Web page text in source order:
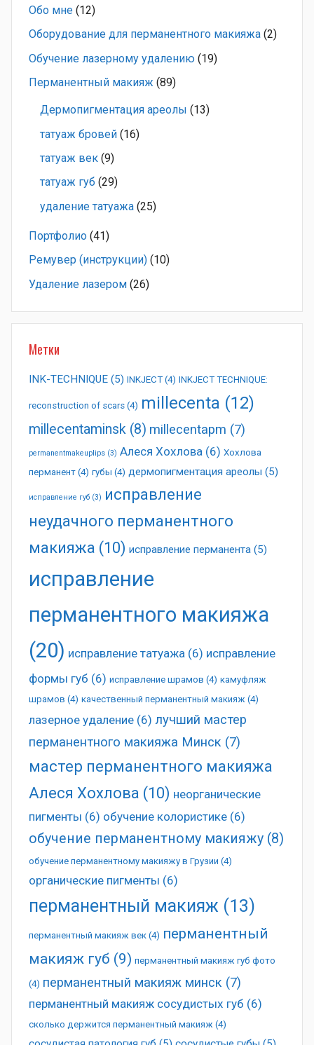
Обо мне (12)
Оборудование для перманентного макияжа (2)
Обучение лазерному удалению (19)
Перманентный макияж (89)
Дермопигментация ареолы (13)
татуаж бровей (16)
татуаж век (9)
татуаж губ (29)
удаление татуажа (25)
Портфолио (41)
Ремувер (инструкции) (10)
Удаление лазером (26)
Метки
INK-TECHNIQUE (5) INKJECT (4) INKJECT TECHNIQUE:
reconstruction of scars (4) millecenta (12)
millecentaminsk (8) millecentapm (7)
permanentmakeuplips (3) Алеся Хохлова (6) Хохлова
перманент (4) губы (4) дермопигментация ареолы (5)
исправление губ (3) исправление
неудачного перманентного
макияжа (10) исправление перманента (5)
исправление
перманентного макияжа
(20) исправление татуажа (6) исправление
формы губ (6) исправление шрамов (4) камуфляж
шрамов (4) качественный перманентный макияж (4)
лазерное удаление (6) лучший мастер
перманентного макияжа Минск (7)
мастер перманентного макияжа
Алеся Хохлова (10) неорганические
пигменты (6) обучение колористике (6)
обучение перманентному макияжу (8)
обучение перманентному макияжу в Грузии (4)
органические пигменты (6)
перманентный макияж (13)
перманентный макияж век (4) перманентный
макияж губ (9) перманентный макияж губ фото
(4) перманентный макияж минск (7)
перманентный макияж сосудистых губ (6)
сколько держится перманентный макияж (4)